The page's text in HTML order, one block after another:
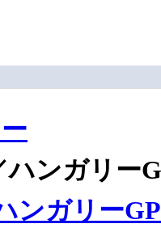
ンガリー
ンガリー